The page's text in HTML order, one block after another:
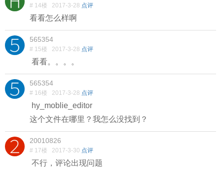
# 14楼 2017-3-28 点评
看看怎么样啊
565354
# 15楼 2017-3-28 点评
看看。。。。
565354
# 16楼 2017-3-28 点评
hy_moblie_editor
这个文件在哪里？我怎么没找到？
20010826
# 17楼 2017-3-30 点评
不行，评论出现问题